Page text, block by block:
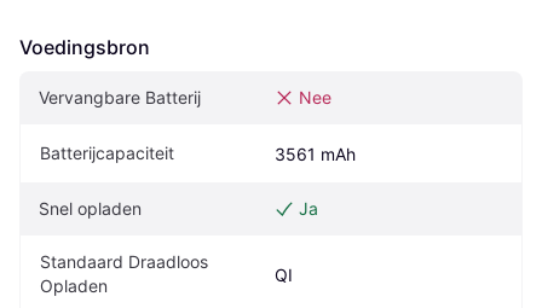
Voedingsbron
Vervangbare Batterij Nee
Batterijcapaciteit 3561 mAh
Snel opladen Ja
Standaard Draadloos
Opladen
QI